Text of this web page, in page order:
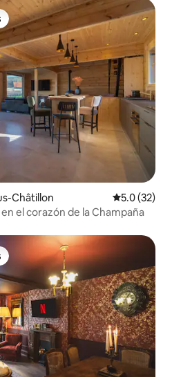
Châtillon Calificación
5.0 (32)
el corazón de la Champaña